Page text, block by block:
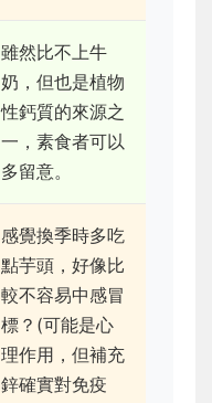
雖然比不上牛
奶，但也是植物
性鈣質的來源之
一，素食者可以
多留意。
感覺換季時多吃
點芋頭，好像比
較不容易中感冒
標？(可能是心
理作用，但補充
鋅確實對免疫